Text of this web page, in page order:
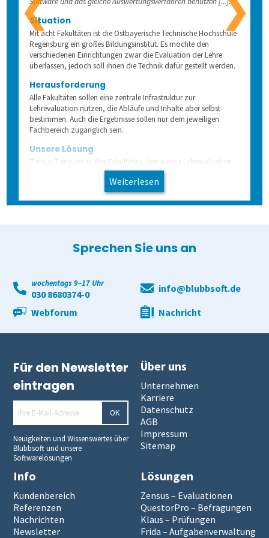
Weitere Befragungsprozesse
Daten weiterverarbeiten
Demoversion
Schulungen
Einstieg
Fortgeschritten
Extras
Mehrsprachige Fragebögen
Selbstgestaltete Fragebögen
Audit-Log
Dienstleistungen
❮ ❯
Situation
Mit acht Fakultäten ist die Ostbayerische Technische Hochschule
Regensburg ein großes Bildungsinstitut. Es möchte den
verschiedenen Einrichtungen zwar die Evaluation der Lehre
überlassen, jedoch soll ihnen die Technik dafür gestellt werden.
Herausforderung
Alle Fakultäten sollen eine zentrale Infrastruktur zur
Lehrevaluation nutzen, die Abläufe und Inhalte aber selbst
bestimmen. Auch die Ergebnisse sollen nur dem jeweiligen
Fachbereich zugänglich sein.
Unsere Lösung
Zensus 7 erlaubt es den Fakultäten, ihre eigene Lehrevaluation
vorzunehmen. Zwar benutzen alle die gleiche Software und
das gleiche Auswertungsverfahren, jedoch bleibt die Gestaltung
der Prozesse und der Schwerpunkte den Fachbereichen selbst
überlassen. Die vermehrte Nutzung der Online-Evaluation
Der Zugang zu den eigenen Daten verbleibt in den Fakultäten.
Weiterlesen
Sprechen Sie uns an
wochentags 9–17 Uhr
030 8680374-0
info@blubbsoft.de
Webforum
Nachricht
Für den Newsletter
eintragen
OK
Neuigkeiten und Wissenswertes über
Blubbsoft und unsere
Softwarelösungen
Über uns
Unternehmen
Karriere
Datenschutz
AGB
Impressum
Sitemap
Info
Kundenbereich
Referenzen
Nachrichten
Newsletter
Lösungen
Zensus – Evaluationen
QuestorPro – Befragungen
Klaus – Prüfungen
Frida – Aufgabenverwaltung